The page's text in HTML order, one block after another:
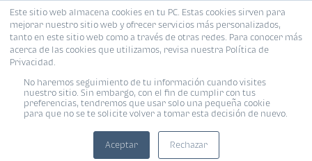
Este sitio web almacena cookies en tu PC. Estas cookies sirven para
mejorar nuestro sitio web y ofrecer servicios más personalizados,
tanto en este sitio web como a través de otras redes. Para conocer más
acerca de las cookies que utilizamos, revisa nuestra Política de
Privacidad.
No haremos seguimiento de tu información cuando visites
nuestro sitio. Sin embargo, con el fin de cumplir con tus
preferencias, tendremos que usar solo una pequeña cookie
para que no se te solicite volver a tomar esta decisión de nuevo.
Aceptar Rechazar
MENÚ